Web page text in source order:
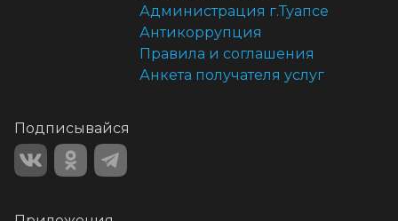
Администрация г.Туапсе
Антикоррупция
Правила и соглашения
Анкета получателя услуг
Подписывайся